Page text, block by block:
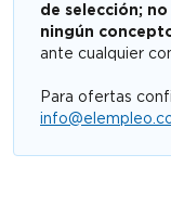
de selección;
ningún
ante cualquier
Para ofertas